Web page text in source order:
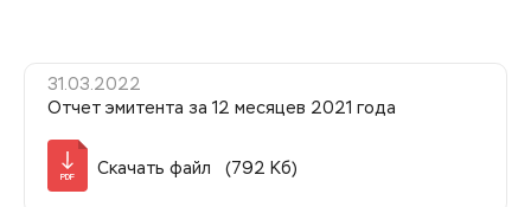
31.03.2022
Отчет эмитента за 12 месяцев 2021 года
PDF
Скачать файл (792 Кб)